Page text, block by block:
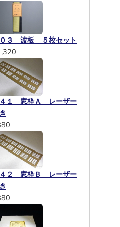
３ 波板 ５枚セット
１ 窓枠Ａ レーザー
２ 窓枠Ｂ レーザー